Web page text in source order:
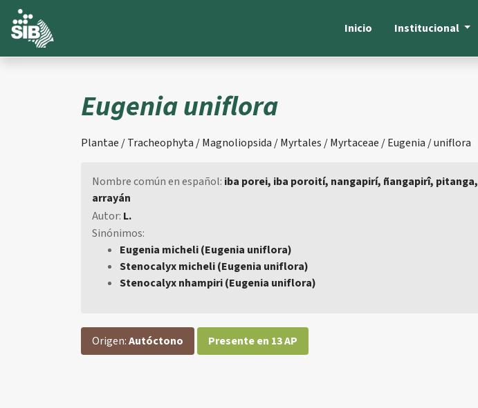
Inicio Institucional
Eugenia uniflora
Plantae / Tracheophyta / Magnoliopsida / Myrtales / Myrtaceae / Eugenia / uniflora
Nombre común en español: iba porei, iba poroití, nangapirí, ñangapirî, pitanga,
arrayán
Autor: L.
Sinónimos:
Eugenia micheli (Eugenia uniflora)
Stenocalyx micheli (Eugenia uniflora)
Stenocalyx nhampiri (Eugenia uniflora)
Origen:Autóctono Presente en 13 AP